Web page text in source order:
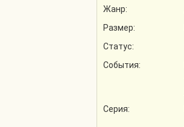
Жанр:
Размер:
Статус:
События:
Серия: